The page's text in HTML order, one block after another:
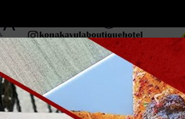
BIST 13.744 DOLAR